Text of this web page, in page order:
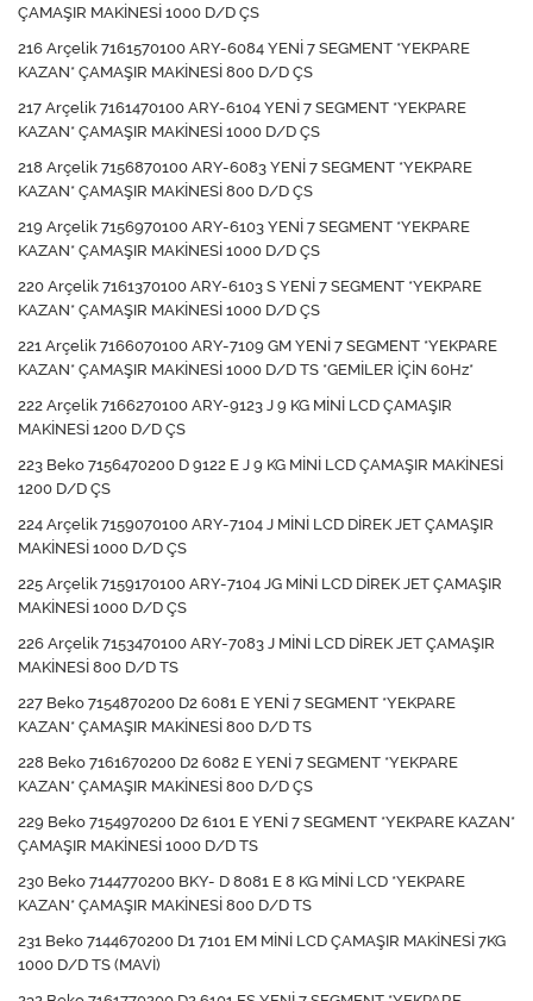
ÇAMAŞIR MAKİNESİ 1000 D/D ÇS
216 Arçelik 7161570100 ARY-6084 YENİ 7 SEGMENT *YEKPARE
KAZAN* ÇAMAŞIR MAKİNESİ 800 D/D ÇS
217 Arçelik 7161470100 ARY-6104 YENİ 7 SEGMENT *YEKPARE
KAZAN* ÇAMAŞIR MAKİNESİ 1000 D/D ÇS
218 Arçelik 7156870100 ARY-6083 YENİ 7 SEGMENT *YEKPARE
KAZAN* ÇAMAŞIR MAKİNESİ 800 D/D ÇS
219 Arçelik 7156970100 ARY-6103 YENİ 7 SEGMENT *YEKPARE
KAZAN* ÇAMAŞIR MAKİNESİ 1000 D/D ÇS
220 Arçelik 7161370100 ARY-6103 S YENİ 7 SEGMENT *YEKPARE
KAZAN* ÇAMAŞIR MAKİNESİ 1000 D/D ÇS
221 Arçelik 7166070100 ARY-7109 GM YENİ 7 SEGMENT *YEKPARE
KAZAN* ÇAMAŞIR MAKİNESİ 1000 D/D TS *GEMİLER İÇİN 60Hz*
222 Arçelik 7166270100 ARY-9123 J 9 KG MİNİ LCD ÇAMAŞIR
MAKİNESİ 1200 D/D ÇS
223 Beko 7156470200 D 9122 E J 9 KG MİNİ LCD ÇAMAŞIR MAKİNESİ
1200 D/D ÇS
224 Arçelik 7159070100 ARY-7104 J MİNİ LCD DİREK JET ÇAMAŞIR
MAKİNESİ 1000 D/D ÇS
225 Arçelik 7159170100 ARY-7104 JG MİNİ LCD DİREK JET ÇAMAŞIR
MAKİNESİ 1000 D/D ÇS
226 Arçelik 7153470100 ARY-7083 J MİNİ LCD DİREK JET ÇAMAŞIR
MAKİNESİ 800 D/D TS
227 Beko 7154870200 D2 6081 E YENİ 7 SEGMENT *YEKPARE
KAZAN* ÇAMAŞIR MAKİNESİ 800 D/D TS
228 Beko 7161670200 D2 6082 E YENİ 7 SEGMENT *YEKPARE
KAZAN* ÇAMAŞIR MAKİNESİ 800 D/D ÇS
229 Beko 7154970200 D2 6101 E YENİ 7 SEGMENT *YEKPARE KAZAN*
ÇAMAŞIR MAKİNESİ 1000 D/D TS
230 Beko 7144770200 BKY- D 8081 E 8 KG MİNİ LCD *YEKPARE
KAZAN* ÇAMAŞIR MAKİNESİ 800 D/D TS
231 Beko 7144670200 D1 7101 EM MİNİ LCD ÇAMAŞIR MAKİNESİ 7KG
1000 D/D TS (MAVİ)